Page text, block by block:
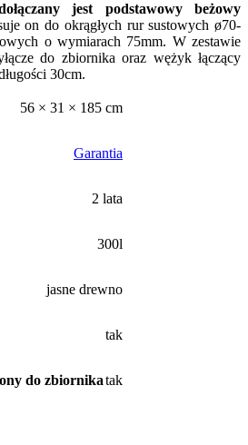
jest podstawowy beżowy
on do okrągłych rur sustowych ø70-
o wymiarach 75mm. W zestawie
do zbiornika oraz wężyk łączący
30cm.
56 × 31 × 185 cm
Garantia
2 lata
300l
jasne drewno
tak
do zbiornikatak